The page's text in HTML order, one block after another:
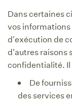
Dans certaines
vos informations
d'exécution de
d'autres raisons
confidentialité. Il
De
des services